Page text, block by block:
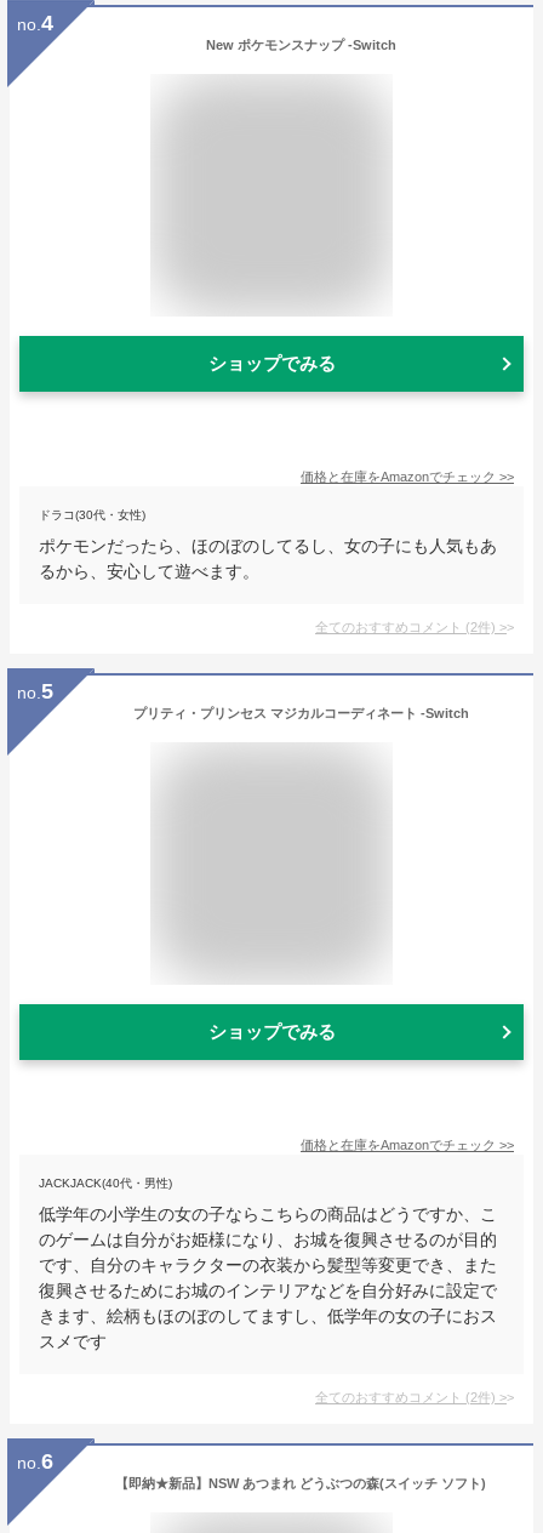
no. 4
New ポケモンスナップ -Switch
ショップでみる
価格と在庫をAmazonでチェック >>
ドラコ(30代・女性)
ポケモンだったら、ほのぼのしてるし、女の子にも人気もあ
るから、安心して遊べます。
全てのおすすめコメント (2件) >
no. 5
プリティ・プリンセス マジカルコーディネート -Switch
ショップでみる
価格と在庫をAmazonでチェック >>
JACKJACK(40代・男性)
低学年の小学生の女の子ならこちらの商品はどうですか、こ
のゲームは自分がお姫様になり、お城を復興させるのが目的
です、自分のキャラクターの衣装から髪型等変更でき、また
復興させるためにお城のインテリアなどを自分好みに設定で
きます、絵柄もほのぼのしてますし、低学年の女の子におス
スメです
全てのおすすめコメント (2件) >
no. 6
【即納★新品】NSW あつまれ どうぶつの森(スイッチ ソフト)